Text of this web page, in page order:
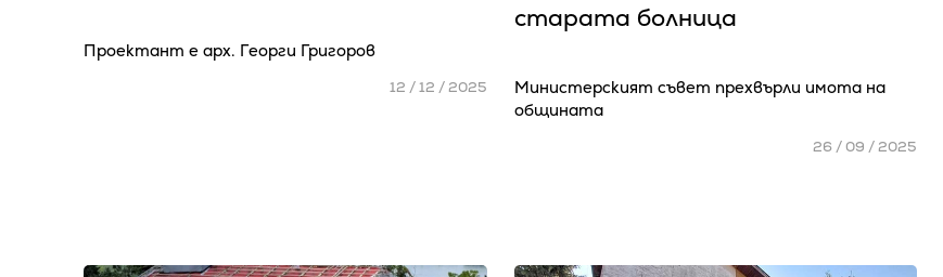
Проектант е арх. Георги Григоров
12 / 12 / 2025
старата болница
Министерският съвет прехвърли имота на
общината
26 / 09 / 2025